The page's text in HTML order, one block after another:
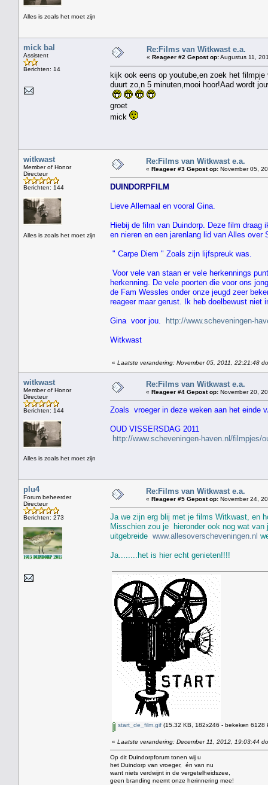
Alles is zoals het moet zijn
mick bal
Assistent
Berichten: 14
Re:Films van Witkwast e.a.
« Reageer #2 Gepost op:Augustus 11,
kijk ook eens op youtube,en zoek het
duurt zo,n 5 minuten,mooi hoor!Aad wordt
groet
mick
witkwast
Member of Honor
Directeur
Berichten: 144
Alles is zoals het moet zijn
Re:Films van Witkwast e.a.
« Reageer #3 Gepost op: November 05,
DUINDORPFILM
Lieve Allemaal en vooral Gina.
Hiebij de film van Duindorp. Deze film
en nieren en een jarenlang lid van Alles over
" Carpe Diem " Zoals zijn lijfspreuk was.
Voor vele van staan er vele herkennings
herkenning. De vele poorten die voor ons
de Fam Wessles onder onze jeugd zeer
reageer maar gerust. Ik heb doelbewust niet
Gina voor jou. http://www.scheveningen-
Witkwast
« Laatste verandering: November 05, 2011, 22:21:48
witkwast
Member of Honor
Directeur
Berichten: 144
Alles is zoals het moet zijn
Re:Films van Witkwast e.a.
« Reageer #4 Gepost op: November 20,
Zoals vroeger in deze weken aan het einde
OUD VISSERSDAG 2011
http://www.scheveningen-haven.nl/filmpjes/
plu4
Forum beheerder
Directeur
Berichten: 273
Re:Films van Witkwast e.a.
« Reageer #5 Gepost op: November 24,
Ja we zijn erg blij met je films Witkwast, en
Misschien zou je hieronder ook nog wat van
uitgebreide www.allesoverscheveningen.nl
Ja........het is hier echt genieten!!!!
start_de_film.gif (15.32 KB, 182x246 - bekeken 6128
« Laatste verandering: December 11, 2012, 19:03:44
Op dit Duindorpforum tonen wij u
het Duindorp van vroeger, én van nu
want niets verdwijnt in de vergetelheidszee,
geen branding neemt onze herinnering mee!